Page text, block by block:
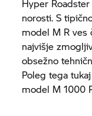
Hyper
norosti. S
model M R ves
najvišje
obsežno
Poleg tega
model M 1000